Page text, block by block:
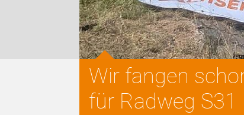
Wir fangen
für Radweg S31